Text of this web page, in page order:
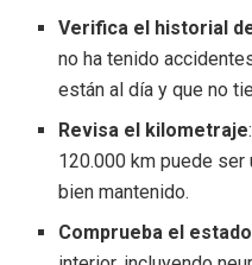
Verifica el historial
no ha tenido
están al día y que no
Revisa el kilometraje
120.000 km puede
bien mantenido.
Comprueba el